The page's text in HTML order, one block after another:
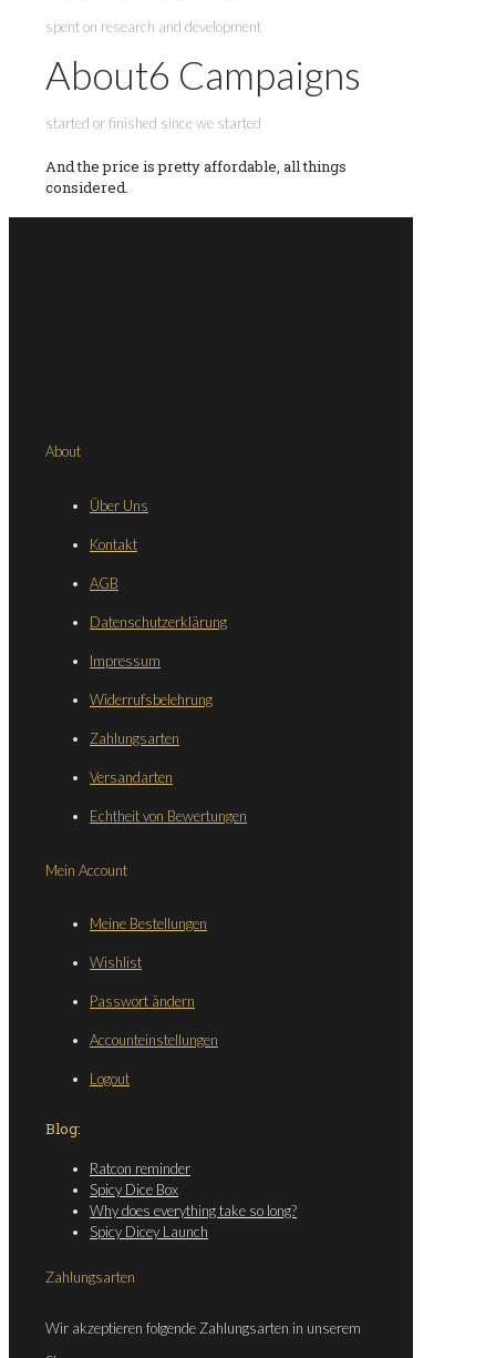
spent on research and development
About6 Campaigns
started or finished since we started
And the price is pretty affordable, all things
considered.
About
Über Uns
Kontakt
AGB
Datenschutzerklärung
Impressum
Widerrufsbelehrung
Zahlungsarten
Versandarten
Echtheit von Bewertungen
Mein Account
Meine Bestellungen
Wishlist
Passwort ändern
Accounteinstellungen
Logout
Blog:
Ratcon reminder
Spicy Dice Box
Why does everything take so long?
Spicy Dicey Launch
Zahlungsarten
Wir akzeptieren folgende Zahlungsarten in unserem